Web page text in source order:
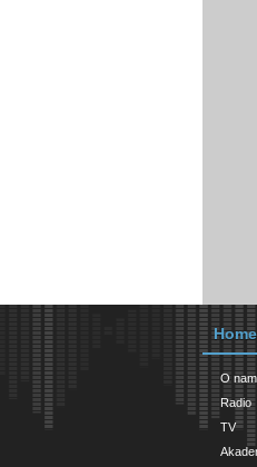
Home
O
Radio
TV